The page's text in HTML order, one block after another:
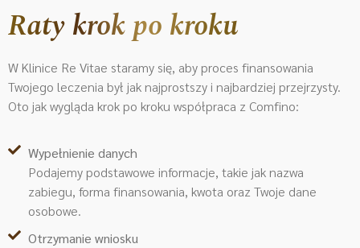
Raty krok po kroku
W Klinice Re Vitae staramy się, aby proces finansowania
Twojego leczenia był jak najprostszy i najbardziej przejrzysty.
Oto jak wygląda krok po kroku współpraca z Comfino:
Wypełnienie danych
Podajemy podstawowe informacje, takie jak nazwa
zabiegu, forma finansowania, kwota oraz Twoje dane
osobowe.
Otrzymanie wniosku